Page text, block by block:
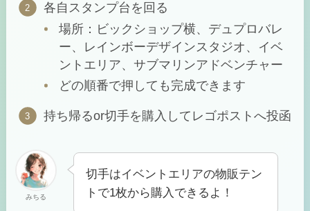
各自スタンプ台を回る
場所：ビックショップ横、デュプロバレ
ー、レインボーデザインスタジオ、イベ
ントエリア、サブマリンアドベンチャー
どの順番で押しても完成できます
持ち帰るor切手を購入してレゴポストへ投函
みちる
切手はイベントエリアの物販テン
トで1枚から購入できるよ！